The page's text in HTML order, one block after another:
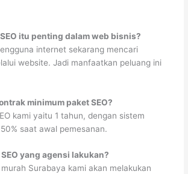
itu penting dalam web bisnis?
internet sekarang mencari
website. Jadi manfaatkan peluang ini
minimum paket SEO?
kami yaitu 1 tahun, dengan sistem
saat awal pemesanan.
yang agensi lakukan?
Surabaya kami akan melakukan